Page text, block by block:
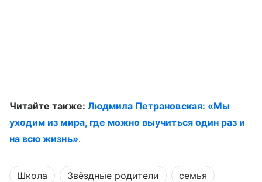
Читайте также: Людмила Петрановская: «Мы
уходим из мира, где можно выучиться один раз и
на всю жизнь».
Школа Звёздные родители семья